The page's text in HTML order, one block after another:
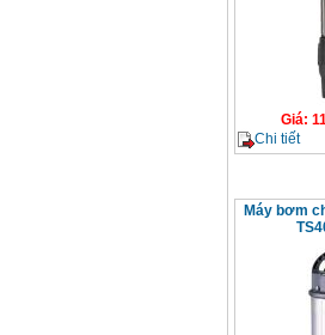
Giá:
Chi tiết
Máy bơm